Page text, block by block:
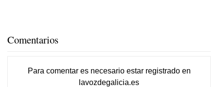
Comentarios
Para comentar es necesario estar registradoen
lavozdegalicia.es